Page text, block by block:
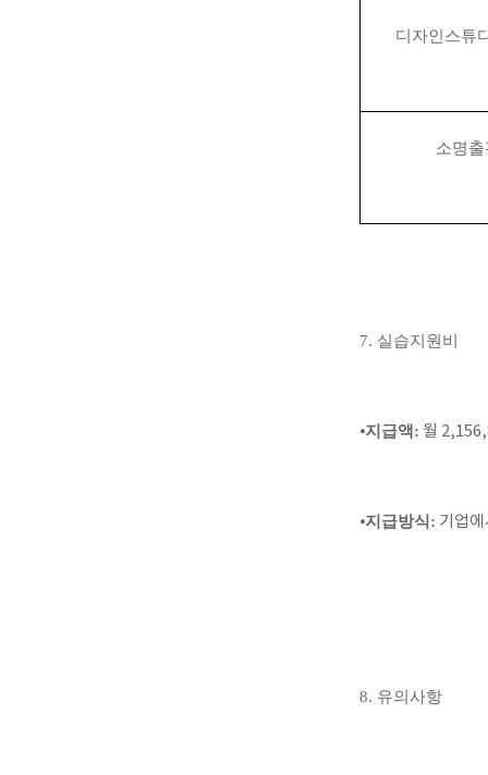
디자인스튜
소명출
7. 실습지원비
⦁지급액: 월
⦁지급방식: 기업
8. 유의사항